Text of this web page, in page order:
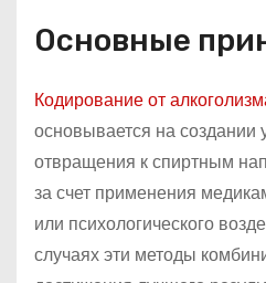
Основные
Кодирование от
основывается на создании
отвращения к спиртным
за счет применения
или психологического
случаях эти методы